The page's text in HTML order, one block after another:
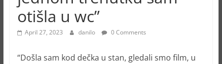
otišla u wc”
April 27, 2023 danilo 0 Comments
“Došla sam kod dečka u stan, gledali smo film, u